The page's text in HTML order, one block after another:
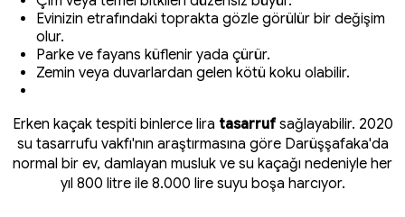
Evinizin etrafındaki toprakta gözle görülür bir değişim
olur.
Parke ve fayans küflenir yada çürür.
Zemin veya duvarlardan gelen kötü koku olabilir.
Erken kaçak tespiti binlerce lira tasarrufsağlayabilir. 2020
su tasarrufu vakfı'nın araştırmasına göre Darüşşafaka'da
normal bir ev, damlayan musluk ve su kaçağı nedeniyle her
yıl 800 litre ile 8.000 lire suyu boşa harcıyor.